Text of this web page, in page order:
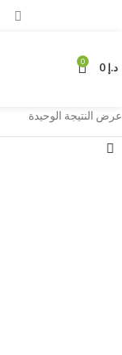
0 د.إ
عرض النتيجة الوحيدة